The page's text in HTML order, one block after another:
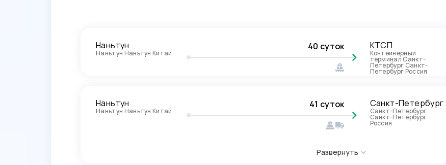
Наньтун
Наньтун Наньтун Китай
40 суток КТСП
Контейнерный
терминал Санкт-
Петербург Санкт-
Петербург Россия
Наньтун
Наньтун Наньтун Китай
41 суток Санкт-Петербург
Санкт-Петербург
Санкт-Петербург
Россия
Развернуть